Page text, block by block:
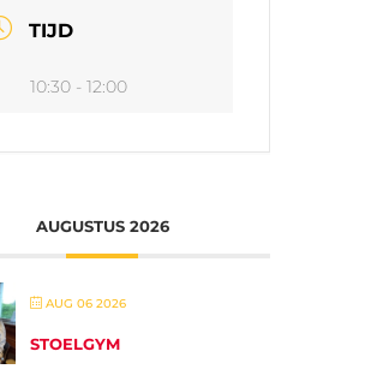
TIJD
10:30 - 12:00
AUGUSTUS 2026
AUG 06 2026
STOELGYM